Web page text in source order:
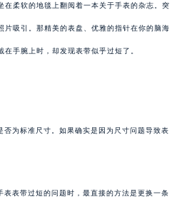
在柔软的地毯上翻阅着一本关于手表的杂志。突
片吸引。那精美的表盘、优雅的指针在你的脑海
手腕上时，却发现表带似乎过短了。
为标准尺寸。如果确实是因为尺寸问题导致表
表带过短的问题时，最直接的方法是更换一条